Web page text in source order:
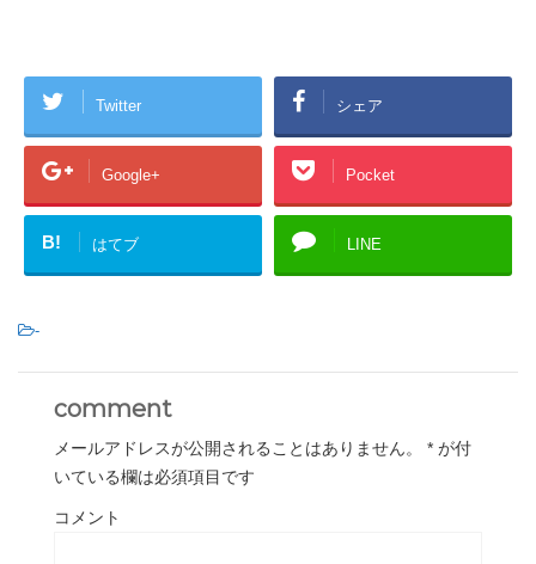
Twitter シェア
Google+ Pocket
B! はてブ LINE
-
comment
メールアドレスが公開されることはありません。 * が付
いている欄は必須項目です
コメント